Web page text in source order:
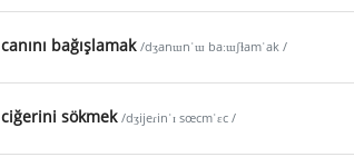
canını bağışlamak /dʒanɯnˈɯ baːɯʃɫamˈak /
ciğerini sökmek /dʒijeɾinˈɪ sœcmˈɛc /